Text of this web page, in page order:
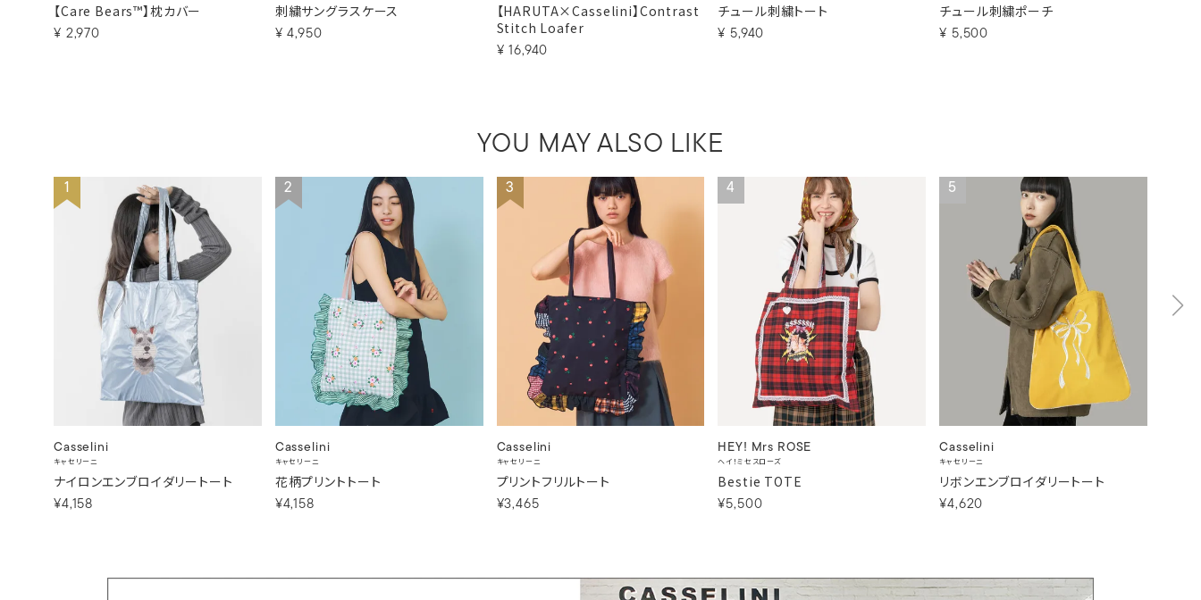
【Care Bears™】枕カバー
¥ 2,970
刺繍サングラスケース
¥ 4,950
【HARUTA×Casselini】Contrast
Stitch Loafer
¥ 16,940
チュール刺繍トート
¥ 5,940
チュール刺繍ポーチ
¥ 5,500
YOU MAY ALSO LIKE
1
Casselini
キャセリーニ
ナイロンエンブロイダリートート
¥4,158
2
Casselini
キャセリーニ
花柄プリントトート
¥4,158
3
Casselini
キャセリーニ
プリントフリルトート
¥3,465
4
HEY! Mrs ROSE
ヘイ！ミセスローズ
Bestie TOTE
¥5,500
5
Casselini
キャセリーニ
リボンエンブロイダリートート
¥4,620